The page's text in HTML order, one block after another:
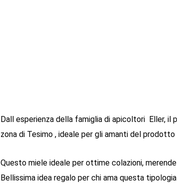
Dall esperienza della famiglia di apicoltori Eller,
zona di Tesimo , ideale per gli amanti del
Questo miele ideale per ottime colazioni,
Bellissima idea regalo per chi ama questa